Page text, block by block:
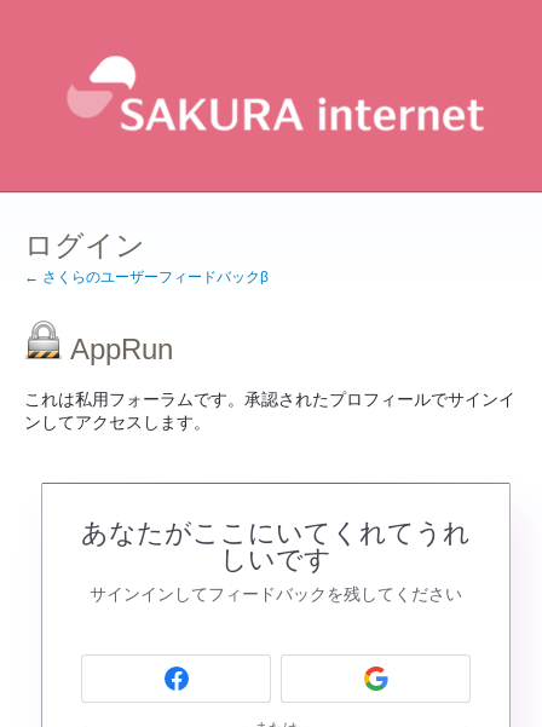
ログイン
← さくらのユーザーフィードバックβ
AppRun
これは私用フォーラムです。承認されたプロフィールでサインイ
ンしてアクセスします。
あなたがここにいてくれてうれ
しいです
サインインしてフィードバックを残してください